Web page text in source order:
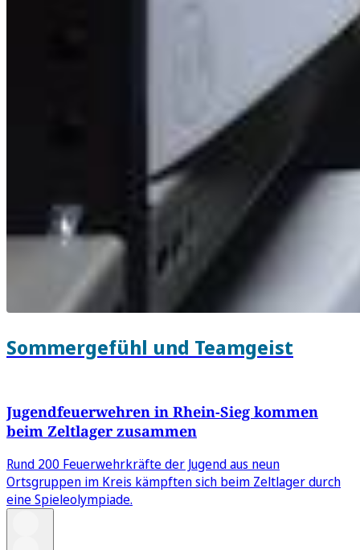
Sommergefühl und Teamgeist
Jugendfeuerwehren in Rhein-Sieg kommen
beim Zeltlager zusammen
Rund 200 Feuerwehrkräfte der Jugend aus neun
Ortsgruppen im Kreis kämpften sich beim Zeltlager durch
eine Spieleolympiade.